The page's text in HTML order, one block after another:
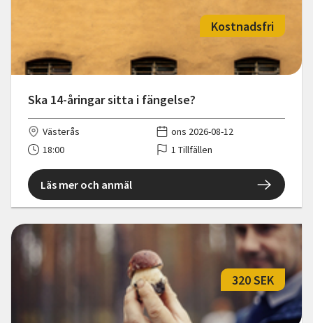
Ska 14-åringar sitta i fängelse?
Kostnadsfri
Västerås
ons 2026-08-12
18:00
1 Tillfällen
Läs mer och anmäl
320 SEK